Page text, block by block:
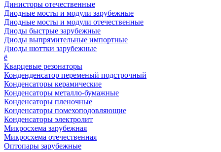
Динисторы отечественные
Диодные мосты и модули зарубежные
Диодные мосты и модули отечественные
Диоды быстрые зарубежные
Диоды выпрямительные импортные
Диоды шоттки зарубежные
ё
Кварцевые резонаторы
Конденденсатор переменый подстрочный
Конденсаторы керамические
Конденсаторы металло-бумажные
Конденсаторы пленочные
Конденсаторы помехоподовляющие
Конденсаторы электролит
Микросхема зарубежная
Микросхема отечественная
Оптопары зарубежные